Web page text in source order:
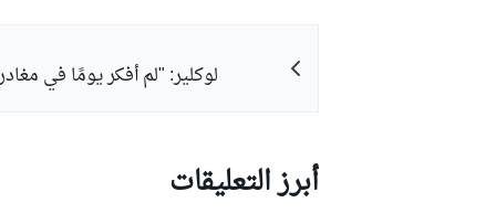
لوكلير: "لم أفكر يومًا في
أبرز التعليقات